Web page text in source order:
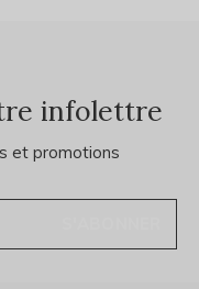
infolettre
et promotions